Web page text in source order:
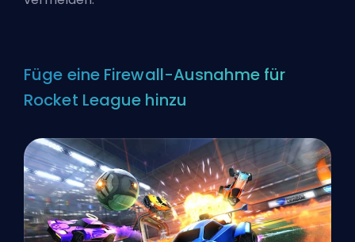
Füge eine Firewall-Ausnahme für
Rocket League hinzu